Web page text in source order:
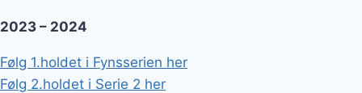
2023 – 2024
Følg 1.holdet i Fynsserien her
Følg 2.holdet i Serie 2 her